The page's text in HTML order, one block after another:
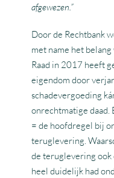
afgewezen.”
Door de Rechtbank
met name het
Raad in 2017 heeft
eigendom door
schadevergoeding
onrechtmatige daad.
= de hoofdregel bij
teruglevering.
de teruglevering
heel duidelijk had